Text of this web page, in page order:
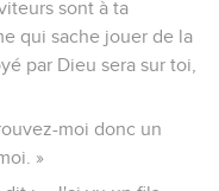
sont à ta
qui sache jouer de la
par Dieu sera sur toi,
moi donc un
»